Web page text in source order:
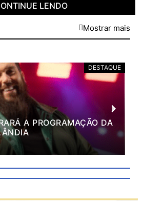
LENDO
Mostrar mais
DESTAQUE
A PROGRAMAÇÃO DA